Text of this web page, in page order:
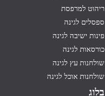
ריהוט למרפסת
ספסלים לגינה
פינות ישיבה לגינה
כורסאות לגינה
שולחנות עץ לגינה
שולחנות אוכל לגינה
בלוג